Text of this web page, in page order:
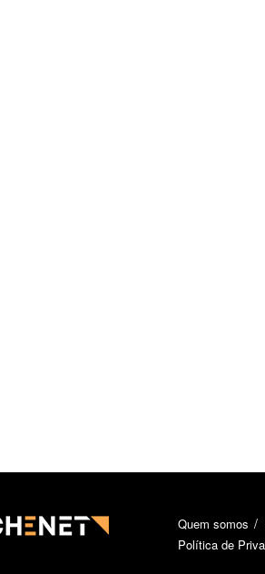
Quem somos
Política de